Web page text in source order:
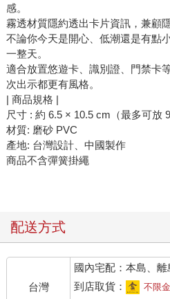
感。
霧透材質隱約透出卡片資訊，兼顧
不論你今天是開心、低潮還是有點
一整天。
適合放置悠遊卡、識別證、門禁卡
次出示都更有風格。
| 商品規格 |
尺寸 : 約 6.5 × 10.5 cm（最多可放
材質: 磨砂 PVC
產地: 台灣設計、中國製作
商品不含彈簧掛繩
配送方式
台灣
國內宅配：本島、離
到店取貨：
不限